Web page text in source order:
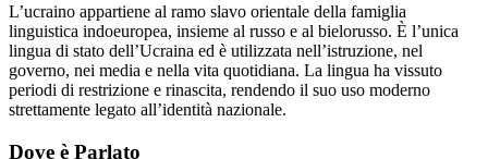
L’ucraino appartiene al ramo slavo orientale della famiglia
linguistica indoeuropea, insieme al russo e al bielorusso. È l’unica
lingua di stato dell’Ucraina ed è utilizzata nell’istruzione, nel
governo, nei media e nella vita quotidiana. La lingua ha vissuto
periodi di restrizione e rinascita, rendendo il suo uso moderno
strettamente legato all’identità nazionale.
Dove è Parlato